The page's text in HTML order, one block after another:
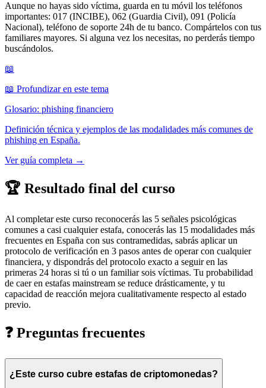
Aunque no hayas sido víctima, guarda en tu móvil los teléfonos
importantes: 017 (INCIBE), 062 (Guardia Civil), 091 (Policía
Nacional), teléfono de soporte 24h de tu banco. Compártelos con tus
familiares mayores. Si alguna vez los necesitas, no perderás tiempo
buscándolos.
📖
📖 Profundizar en este tema
Glosario: phishing financiero
Definición técnica y ejemplos de las modalidades más comunes de
phishing en España.
Ver guía completa →
🏆 Resultado final del curso
Al completar este curso reconocerás las 5 señales psicológicas
comunes a casi cualquier estafa, conocerás las 15 modalidades más
frecuentes en España con sus contramedidas, sabrás aplicar un
protocolo de verificación en 3 pasos antes de operar con cualquier
financiera, y dispondrás del protocolo exacto a seguir en las
primeras 24 horas si tú o un familiar sois víctimas. Tu probabilidad
de caer en estafas mainstream se reduce drásticamente, y tu
capacidad de reacción mejora cualitativamente respecto al estado
previo.
❓ Preguntas frecuentes
¿Este curso cubre estafas de criptomonedas?